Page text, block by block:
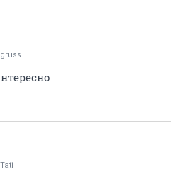
gruss
Tati